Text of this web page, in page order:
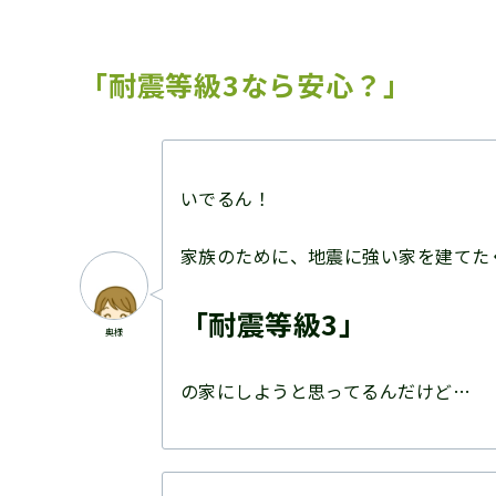
「耐震等級3なら安心？」
奥様
いでるん！
家族のために、地震に強い家を建てた
「耐震等級3」
の家にしようと思ってるんだけど…